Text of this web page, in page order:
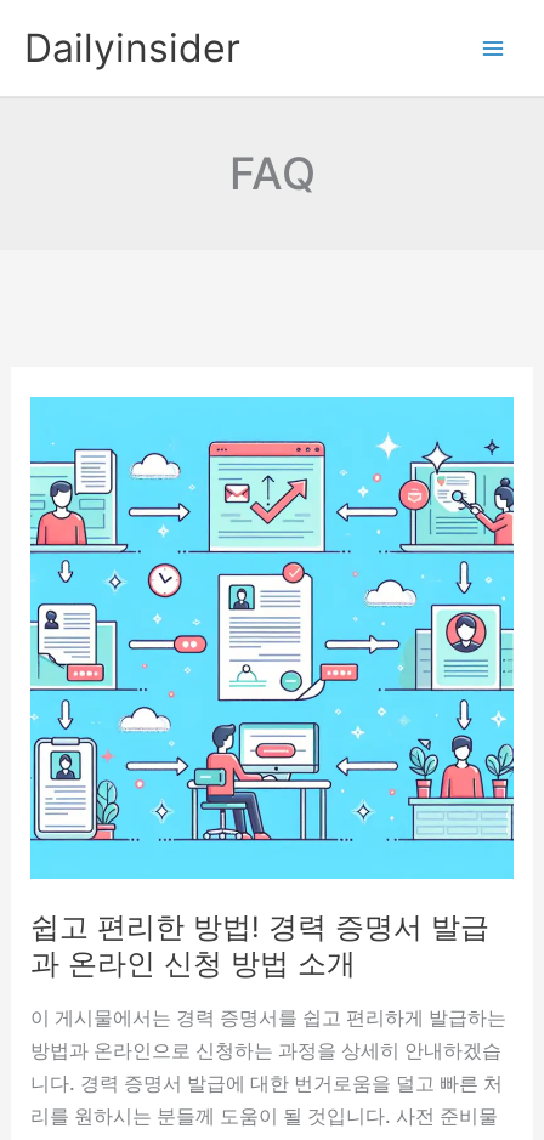
Dailyinsider
FAQ
쉽고 편리한 방법! 경력 증명서 발급
과 온라인 신청 방법 소개
이 게시물에서는 경력 증명서를 쉽고 편리하게 발급하는
방법과 온라인으로 신청하는 과정을 상세히 안내하겠습
니다. 경력 증명서 발급에 대한 번거로움을 덜고 빠른 처
리를 원하시는 분들께 도움이 될 것입니다. 사전 준비물